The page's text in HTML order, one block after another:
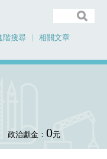
階搜尋
相關文章
政治獻金： 0元